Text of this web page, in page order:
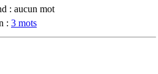
: aucun mot
: 3 mots